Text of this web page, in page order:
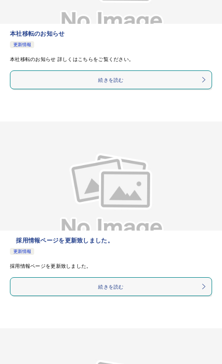
本社移転のお知らせ
更新情報
本社移転のお知らせ 詳しくはこちらをご覧ください。
続きを読む
採用情報ページを更新致しました。
更新情報
採用情報ページを更新致しました。
続きを読む